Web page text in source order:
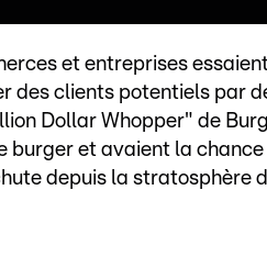
et entreprises
des clients potentiels par
Dollar Whopper" de
burger et avaient la
depuis la stratosphère